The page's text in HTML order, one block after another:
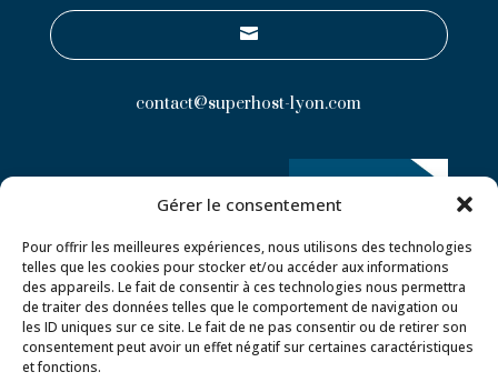
Gérer le consentement
Pour offrir les meilleures expériences, nous utilisons des technologies
telles que les cookies pour stocker et/ou accéder aux informations
des appareils. Le fait de consentir à ces technologies nous permettra
de traiter des données telles que le comportement de navigation ou
les ID uniques sur ce site. Le fait de ne pas consentir ou de retirer son
consentement peut avoir un effet négatif sur certaines caractéristiques
et fonctions.

contact@superhost-lyon.com